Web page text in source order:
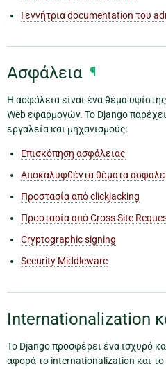
Γεννήτρια documentation του
Ασφάλεια ¶
Η ασφάλεια είναι ένα θέμα
Web εφαρμογών. Το Django
εργαλεία και μηχανισμούς:
Επισκόπηση ασφάλειας
Αποκαλυφθέντα θέματα
Προστασία από clickjacking
Προστασία από Cross Site
Cryptographic signing
Security Middleware
Internationalization
Το Django προσφέρει ένα ισχυρό
αφορά το internationalization και